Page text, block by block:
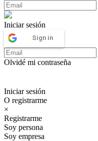
Iniciar sesión
Sign in
Olvidé mi contraseña
Iniciar sesión
O registrarme
×
Registrarme
Soy persona
Soy empresa